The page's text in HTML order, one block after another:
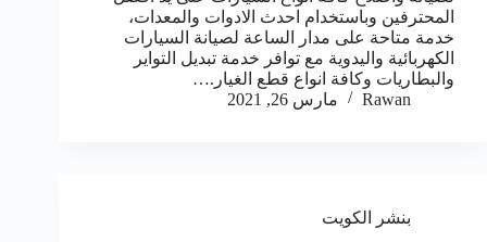
المحترفين وباستخدام احدث الادوات والمعدات،
خدمة متاحة على مدار الساعة لصيانة السيارات
الكهربائية واليدوية مع توافر خدمة تبديل التواير
والبطاريات وكافة انواع قطع الغيار.…
Rawan
مارس 26, 2021
بنشر الكويت